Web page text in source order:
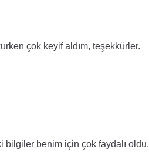
çok keyif aldım, teşekkürler.
bilgiler benim için çok faydalı oldu.